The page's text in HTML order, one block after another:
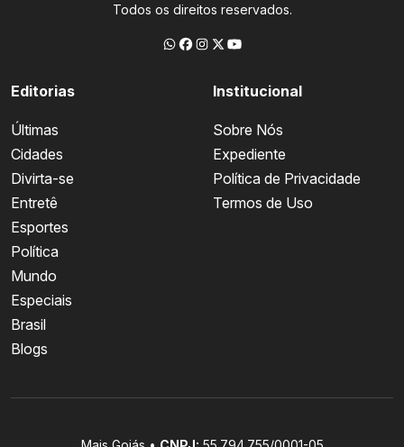
Todos os direitos reservados.
Editorias
Últimas
Cidades
Divirta-se
Entretê
Esportes
Política
Mundo
Especiais
Brasil
Blogs
Institucional
Sobre Nós
Expediente
Política de Privacidade
Termos de Uso